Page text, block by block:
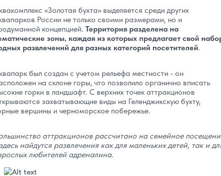
«Золотая бухта» выделяется среди других
России не только своими размерами, но и
концепцией. Территория разделена на
зоны, каждая из которых предлагает свой
развлечений для разных категорий посетителей.
был создан с учетом рельефа местности - он
на склоне горы, что позволило органично вписать
горки в ландшафт. С верхних точек аттракционов
захватывающие виды на Геленджикскую бухту,
вершины и черноморское побережье.
аттракционов рассчитано на семейное
найдутся развлечения как для маленьких детей, так и
любителей адреналина.